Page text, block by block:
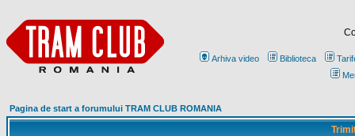
Arhiva video Biblioteca
Pagina de start a forumului TRAM CLUB ROMANIA